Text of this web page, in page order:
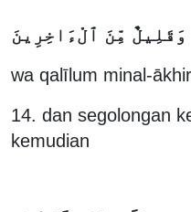
wa qalīlum minal-
14. dan segolongan
kemudian